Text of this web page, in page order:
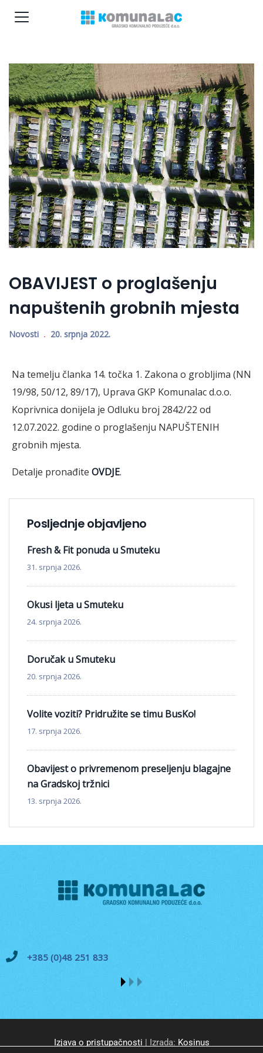
OBAVIJEST o proglašenju
napuštenih grobnih mjesta
Novosti 20. srpnja 2022.
Na temelju članka 14. točka 1. Zakona o grobljima (NN
19/98, 50/12, 89/17), Uprava GKP Komunalac d.o.o.
Koprivnica donijela je Odluku broj 2842/22 od
12.07.2022. godine o proglašenju NAPUŠTENIH
grobnih mjesta.
Detalje pronađite OVDJE.
Posljednje objavljeno
Fresh & Fit ponuda u Smuteku
31. srpnja 2026.
Okusi ljeta u Smuteku
24. srpnja 2026.
Doručak u Smuteku
20. srpnja 2026.
Volite voziti? Pridružite se timu BusKo!
17. srpnja 2026.
Obavijest o privremenom preseljenju blagajne
na Gradskoj tržnici
13. srpnja 2026.
+385 (0)48 251 833
Izjava o pristupačnosti | Izrada: Kosinus